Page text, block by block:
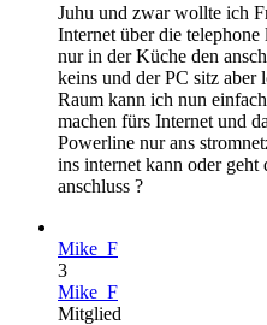
Juhu und zwar wollte ich
Internet über die
nur in der Küche den
keins und der PC sitz aber
Raum kann ich nun
machen fürs Internet und
Powerline nur ans
ins internet kann oder geht
anschluss ?
Mike_F
3
Mike_F
Mitglied